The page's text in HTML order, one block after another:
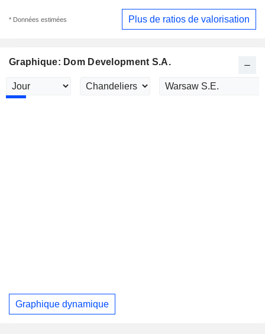
* Données estimées Plus de ratios de valorisation
Graphique: Dom Development S.A.
Graphique dynamique